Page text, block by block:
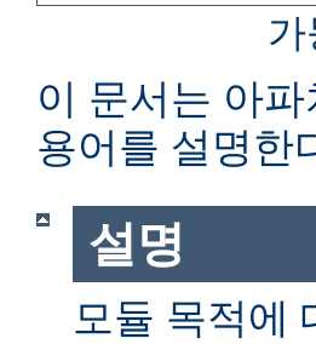
이 문서는 아파
용어를 설명한
설명
모듈 목적에